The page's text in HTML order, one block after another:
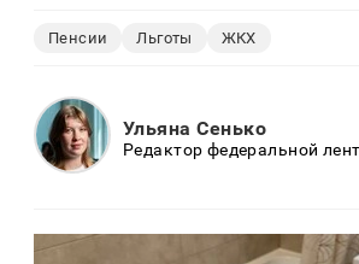
Пенсии Льготы ЖКХ
Ульяна Сенько
Редактор федеральной